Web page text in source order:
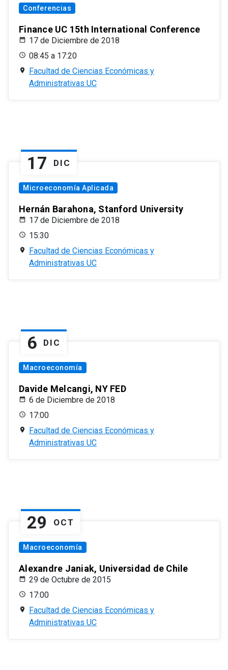
Conferencias
Finance UC 15th International Conference
17 de Diciembre de 2018
08:45 a 17:20
Facultad de Ciencias Económicas y
Administrativas UC
17 DIC
Microeconomía Aplicada
Hernán Barahona, Stanford University
17 de Diciembre de 2018
15:30
Facultad de Ciencias Económicas y
Administrativas UC
6 DIC
Macroeconomía
Davide Melcangi, NY FED
6 de Diciembre de 2018
17:00
Facultad de Ciencias Económicas y
Administrativas UC
29 OCT
Macroeconomía
Alexandre Janiak, Universidad de Chile
29 de Octubre de 2015
17:00
Facultad de Ciencias Económicas y
Administrativas UC